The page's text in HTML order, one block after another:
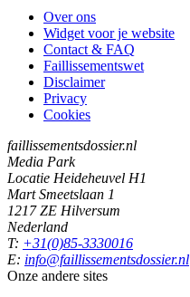
Over ons
Widget voor je website
Contact & FAQ
Faillissementswet
Disclaimer
Privacy
Cookies
faillissementsdossier.nl
Media Park
Locatie Heideheuvel H1
Mart Smeetslaan 1
1217 ZE Hilversum
Nederland
T: +31(0)85-3330016
E: info@faillissementsdossier.nl
Onze andere sites